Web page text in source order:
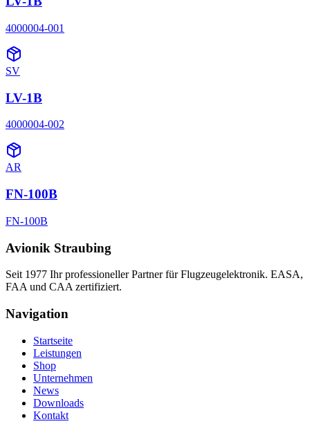
4000004-001
SV
LV-1B
4000004-002
AR
FN-100B
FN-100B
Avionik Straubing
Seit 1977 Ihr professioneller Partner für Flugzeugelektronik. EASA,
FAA und CAA zertifiziert.
Navigation
Startseite
Leistungen
Shop
Unternehmen
News
Downloads
Kontakt